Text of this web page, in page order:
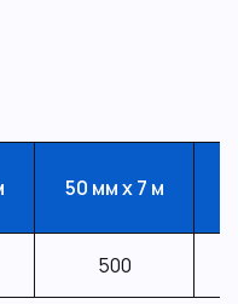
50 мм х 7 м
500